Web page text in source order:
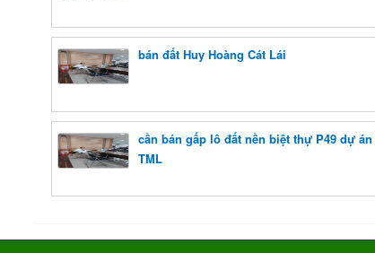
bán đất Huy Hoàng Cát Lái
cần bán gấp lô đất nền biệt thự P49 dự án
TML